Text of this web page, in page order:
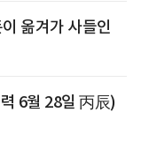
옮겨가 사들인
6월 28일 丙辰)